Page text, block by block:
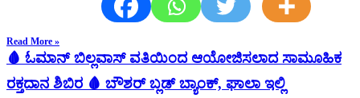
Read More »
🩸 ಓಮಾನ್ ಬಿಲ್ಲವಾಸ್ ವತಿಯಿಂದ ಆಯೋಜಿಸಲಾದ ಸಾಮೂಹಿಕ
ರಕ್ತದಾನ ಶಿಬಿರ 🩸 ಬೌಶರ್ ಬ್ಲಡ್ ಬ್ಯಾಂಕ್, ಘಾಲಾ ಇಲ್ಲಿ